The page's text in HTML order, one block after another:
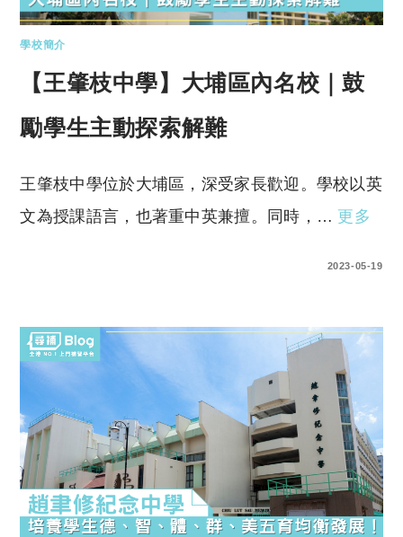
學校簡介
【王肇枝中學】大埔區內名校｜鼓
勵學生主動探索解難
王肇枝中學位於大埔區，深受家長歡迎。學校以英
文為授課語言，也著重中英兼擅。同時，… 更多
2023-05-19